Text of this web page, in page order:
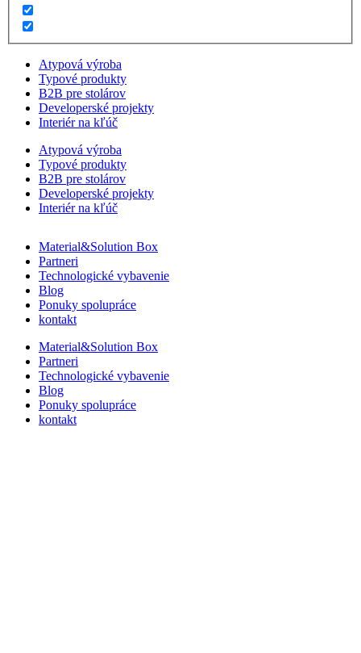
Atypová výroba
Typové produkty
B2B pre stolárov
Developerské projekty
Interiér na kľúč
Atypová výroba
Typové produkty
B2B pre stolárov
Developerské projekty
Interiér na kľúč
Material&Solution Box
Partneri
Technologické vybavenie
Blog
Ponuky spolupráce
kontakt
Material&Solution Box
Partneri
Technologické vybavenie
Blog
Ponuky spolupráce
kontakt